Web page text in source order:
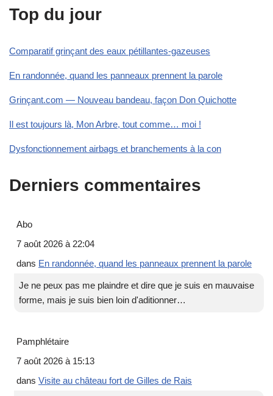
Top du jour
Comparatif grinçant des eaux pétillantes-gazeuses
En randonnée, quand les panneaux prennent la parole
Grinçant.com — Nouveau bandeau, façon Don Quichotte
Il est toujours là, Mon Arbre, tout comme… moi !
Dysfonctionnement airbags et branchements à la con
Derniers commentaires
Abo
7 août 2026 à 22:04
dans En randonnée, quand les panneaux prennent la parole
Je ne peux pas me plaindre et dire que je suis en mauvaise
forme, mais je suis bien loin d'aditionner…
Pamphlétaire
7 août 2026 à 15:13
dans Visite au château fort de Gilles de Rais